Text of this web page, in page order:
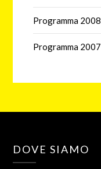
Programma 2008
Programma 2007
DOVE SIAMO